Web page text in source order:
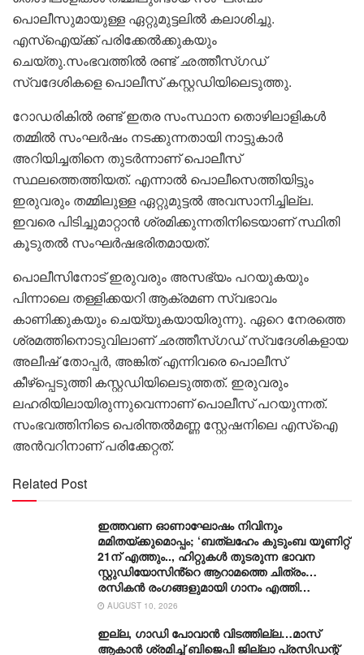
പൊലീസുമായുള്ള ഏറ്റുമുട്ടലിൽ കലാശിച്ചു.
എസ്‌ഐയ്ക്ക് പരിക്കേൽക്കുകയും
ചെയ്തു.സംഭവത്തിൽ രണ്ട് ഛത്തീസ്ഗഡ്
സ്വദേശികളെ പൊലീസ് കസ്റ്റഡിയിലെടുത്തു.
റോഡരികിൽ രണ്ട് ഇതര സംസ്ഥാന തൊഴിലാളികൾ
തമ്മിൽ സംഘർഷം നടക്കുന്നതായി നാട്ടുകാർ
അറിയിച്ചതിനെ തുടർന്നാണ് പൊലീസ്
സ്ഥലത്തെത്തിയത്. എന്നാൽ പൊലീസെത്തിയിട്ടും
ഇരുവരും തമ്മിലുള്ള ഏറ്റുമുട്ടൽ അവസാനിച്ചില്ല.
ഇവരെ പിടിച്ചുമാറ്റാൻ ശ്രമിക്കുന്നതിനിടെയാണ് സ്ഥിതി
കൂടുതൽ സംഘർഷഭരിതമായത്.
പൊലീസിനോട് ഇരുവരും അസഭ്യം പറയുകയും
പിന്നാലെ തള്ളിക്കയറി ആക്രമണ സ്വഭാവം
കാണിക്കുകയും ചെയ്യുകയായിരുന്നു. ഏറെ നേരത്തെ
ശ്രമത്തിനൊടുവിലാണ് ഛത്തീസ്ഗഡ് സ്വദേശികളായ
അലീഷ് തോപ്പർ, അങ്കിത് എന്നിവരെ പൊലീസ്
കീഴ്പ്പെടുത്തി കസ്റ്റഡിയിലെടുത്തത്. ഇരുവരും
ലഹരിയിലായിരുന്നുവെന്നാണ് പൊലീസ് പറയുന്നത്.
സംഭവത്തിനിടെ പെരിന്തൽമണ്ണ സ്റ്റേഷനിലെ എസ്‌ഐ
അൻവറിനാണ് പരിക്കേറ്റത്.
Related Post
ഇത്തവണ ഓണാഘോഷം നിവിനും
മമിതയ്ക്കുമൊപ്പം; ‘ബത്‍ലഹേം കുടുംബ യൂണിറ്റ്
21ന് എത്തും.., ഹിറ്റുകൾ തുടരുന്ന ഭാവന
സ്റ്റുഡിയോസിൻ്റെ ആറാമത്തെ ചിത്രം…
രസികൻ രംഗങ്ങളുമായി ഗാനം എത്തി…
AUGUST 10, 2026
ഇല്ല, ​ഗാഡി പോവാൻ വിടത്തില്ല…മാസ്
ആകാൻ ശ്രമിച്ച് ബിജെപി ജില്ലാ പ്രസിഡന്റ്